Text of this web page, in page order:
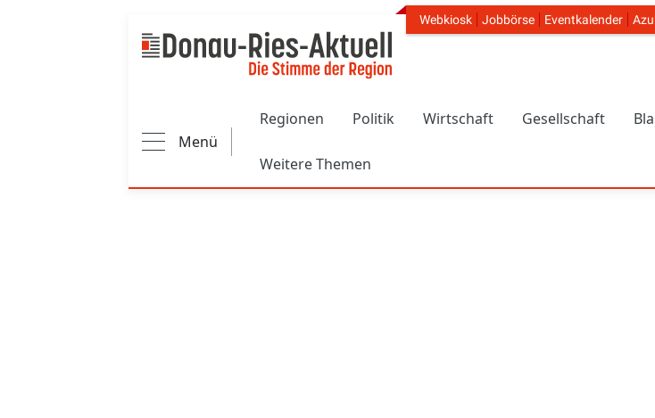
Header Navigation
Webkiosk Jobbörse Eventkalender
Menü
Regionen Politik Wirtschaft Gesellschaft
Weitere Themen